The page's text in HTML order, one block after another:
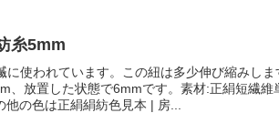
糸5mm
に使われています。この紐は多少伸び縮みし
、放置した状態で6mmです。素材:正絹短繊
の色は正絹絹紡色見本 | 房...